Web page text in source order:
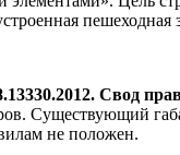
пешеходная
Свод
Существующий
не положен.